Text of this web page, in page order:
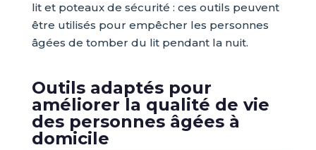
lit et poteaux de sécurité : ces outils peuvent
être utilisés pour empêcher les personnes
âgées de tomber du lit pendant la nuit.
Outils adaptés pour
améliorer la qualité de vie
des personnes âgées à
domicile